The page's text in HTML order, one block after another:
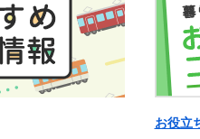
お役立